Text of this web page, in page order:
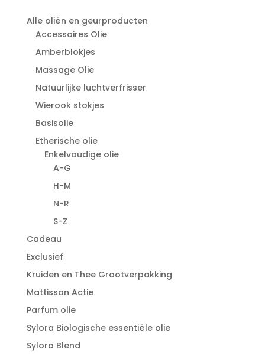
Alle oliën en geurproducten
Accessoires Olie
Amberblokjes
Massage Olie
Natuurlijke luchtverfrisser
Wierook stokjes
Basisolie
Etherische olie
Enkelvoudige olie
A-G
H-M
N-R
S-Z
Cadeau
Exclusief
Kruiden en Thee Grootverpakking
Mattisson Actie
Parfum olie
Sylora Biologische essentiële olie
Sylora Blend